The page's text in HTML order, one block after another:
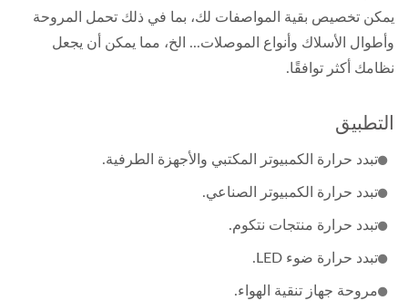
يمكن تخصيص بقية المواصفات لك، بما في ذلك تحمل المروحة
وأطوال الأسلاك وأنواع الموصلات... الخ، مما يمكن أن يجعل
نظامك أكثر توافقًا.
التطبيق
تبدد حرارة الكمبيوتر المكتبي والأجهزة الطرفية.
تبدد حرارة الكمبيوتر الصناعي.
تبدد حرارة منتجات نتكوم.
تبدد حرارة ضوء LED.
مروحة جهاز تنقية الهواء.